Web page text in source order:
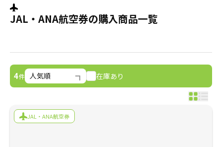
切手
株主優待券
JAL・ANA航空券（株主優待券）
JAL・ANA航空券
株主優待券
会社情報
店舗情報
JAL・ANA航空券の購入商品一覧
4件 在庫あり
JAL・ANA航空券